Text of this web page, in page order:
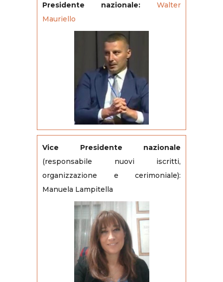
Presidente nazionale:
Walter
Mauriello
Vice Presidente nazionale
(responsabile nuovi iscritti,
organizzazione e cerimoniale):
Manuela Lampitella